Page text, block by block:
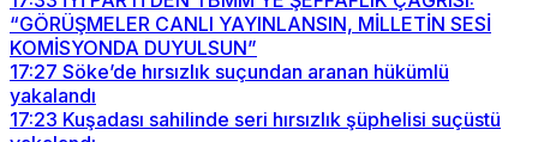
“GÖRÜŞMELER CANLI YAYINLANSIN, MİLLETİN SESİ
KOMİSYONDA DUYULSUN”
17:27 Söke’de hırsızlık suçundan aranan hükümlü
yakalandı
17:23 Kuşadası sahilinde seri hırsızlık şüphelisi suçüstü